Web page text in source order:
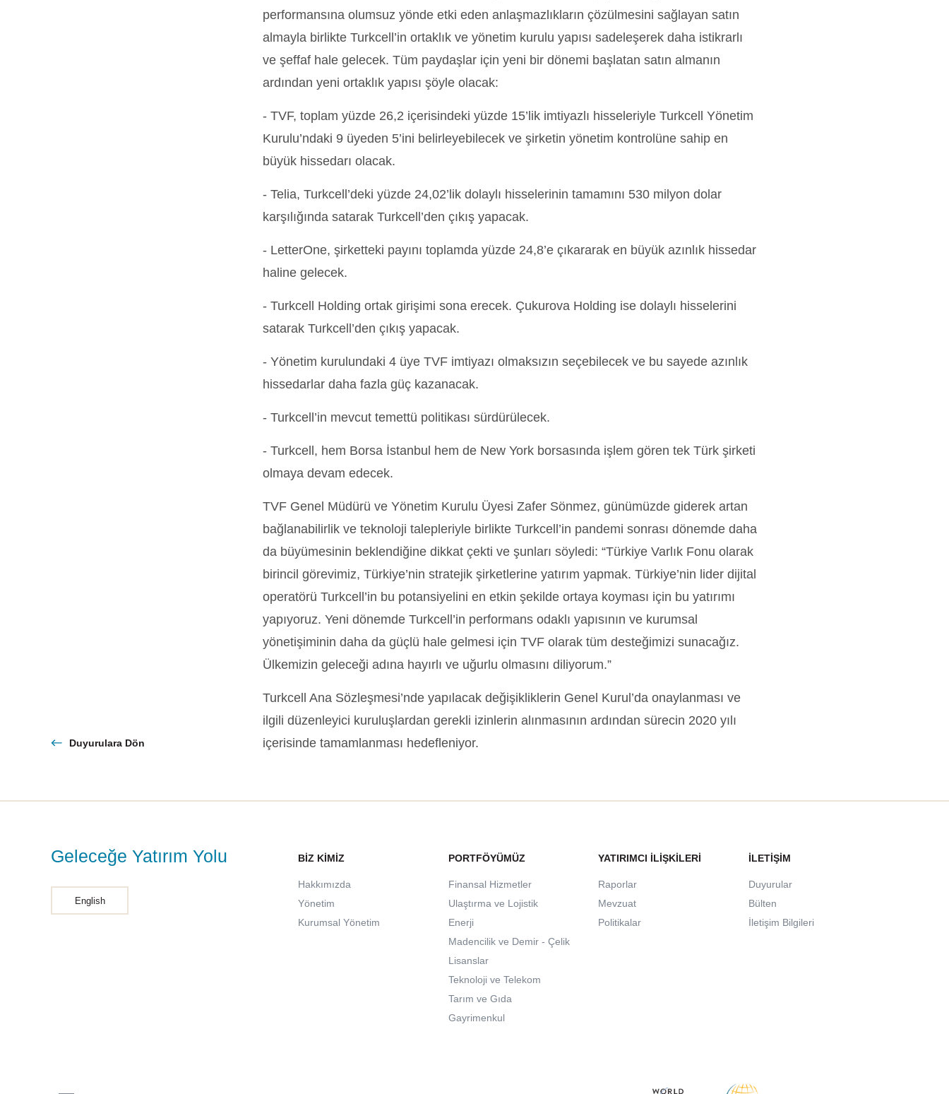
Duyurulara Dön
performansına olumsuz yönde etki eden anlaşmazlıkların çözülmesini sağlayan satın
almayla birlikte Turkcell’in ortaklık ve yönetim kurulu yapısı sadeleşerek daha istikrarlı
ve şeffaf hale gelecek. Tüm paydaşlar için yeni bir dönemi başlatan satın almanın
ardından yeni ortaklık yapısı şöyle olacak:
- TVF, toplam yüzde 26,2 içerisindeki yüzde 15’lik imtiyazlı hisseleriyle Turkcell Yönetim
Kurulu’ndaki 9 üyeden 5’ini belirleyebilecek ve şirketin yönetim kontrolüne sahip en
büyük hissedarı olacak.
- Telia, Turkcell’deki yüzde 24,02’lik dolaylı hisselerinin tamamını 530 milyon dolar
karşılığında satarak Turkcell’den çıkış yapacak.
- LetterOne, şirketteki payını toplamda yüzde 24,8’e çıkararak en büyük azınlık hissedar
haline gelecek.
- Turkcell Holding ortak girişimi sona erecek. Çukurova Holding ise dolaylı hisselerini
satarak Turkcell’den çıkış yapacak.
- Yönetim kurulundaki 4 üye TVF imtiyazı olmaksızın seçebilecek ve bu sayede azınlık
hissedarlar daha fazla güç kazanacak.
- Turkcell’in mevcut temettü politikası sürdürülecek.
- Turkcell, hem Borsa İstanbul hem de New York borsasında işlem gören tek Türk şirketi
olmaya devam edecek.
TVF Genel Müdürü ve Yönetim Kurulu Üyesi Zafer Sönmez, günümüzde giderek artan
bağlanabilirlik ve teknoloji talepleriyle birlikte Turkcell’in pandemi sonrası dönemde daha
da büyümesinin beklendiğine dikkat çekti ve şunları söyledi: “Türkiye Varlık Fonu olarak
birincil görevimiz, Türkiye’nin stratejik şirketlerine yatırım yapmak. Türkiye’nin lider dijital
operatörü Turkcell’in bu potansiyelini en etkin şekilde ortaya koyması için bu yatırımı
yapıyoruz. Yeni dönemde Turkcell’in performans odaklı yapısının ve kurumsal
yönetişiminin daha da güçlü hale gelmesi için TVF olarak tüm desteğimizi sunacağız.
Ülkemizin geleceği adına hayırlı ve uğurlu olmasını diliyorum.”
Turkcell Ana Sözleşmesi’nde yapılacak değişikliklerin Genel Kurul’da onaylanması ve
ilgili düzenleyici kuruluşlardan gerekli izinlerin alınmasının ardından sürecin 2020 yılı
içerisinde tamamlanması hedefleniyor.
Geleceğe Yatırım Yolu
English
BIZ KIMIZ
Hakkımızda
Yönetim
Kurumsal Yönetim
PORTFÖYÜMÜZ
Finansal Hizmetler
Ulaştırma ve Lojistik
Enerji
Madencilik ve Demir - Çelik
Lisanslar
Teknoloji ve Telekom
Tarım ve Gıda
Gayrimenkul
YATIRIMCI İLIŞKILERI
Raporlar
Mevzuat
Politikalar
İLETIŞIM
Duyurular
Bülten
İletişim Bilgileri